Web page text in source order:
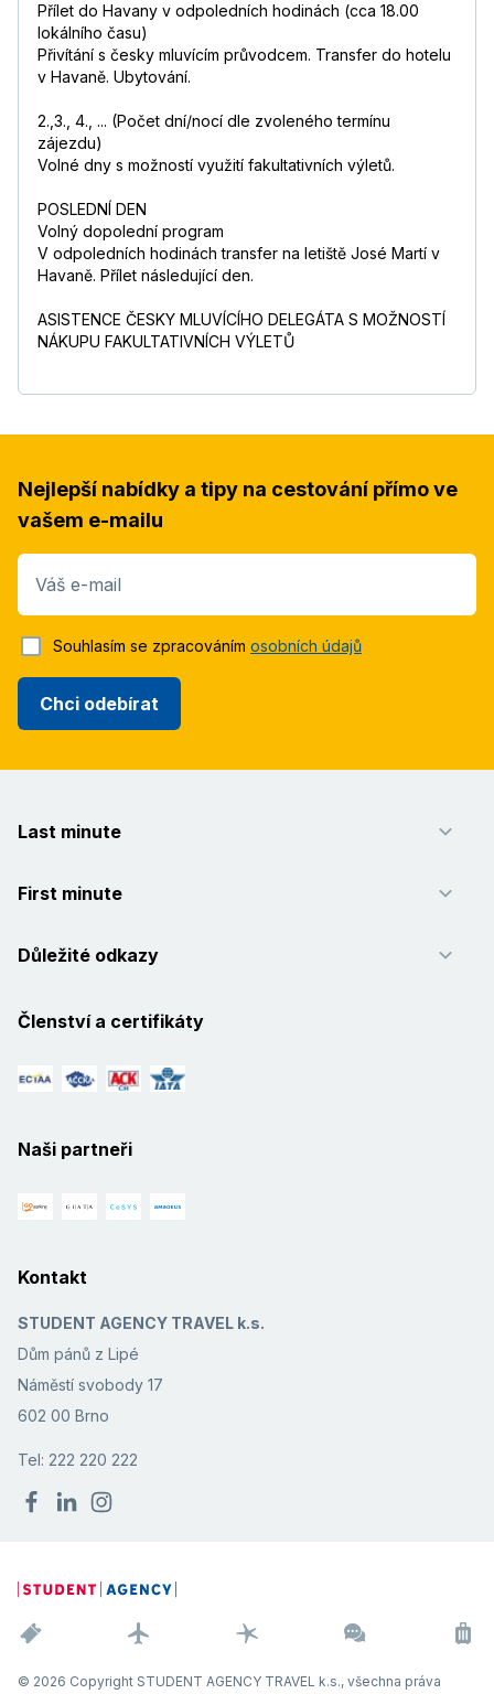
Přílet do Havany v odpoledních hodinách (cca 18.00
lokálního času)
Přivítání s česky mluvícím průvodcem. Transfer do hotelu
v Havaně. Ubytování.
2.,3., 4., ... (Počet dní/nocí dle zvoleného termínu
zájezdu)
Volné dny s možností využití fakultativních výletů.
POSLEDNÍ DEN
Volný dopolední program
V odpoledních hodinách transfer na letiště José Martí v
Havaně. Přílet následující den.
ASISTENCE ČESKY MLUVÍCÍHO DELEGÁTA S MOŽNOSTÍ
NÁKUPU FAKULTATIVNÍCH VÝLETŮ
Nejlepší nabídky a tipy na cestování přímo ve
vašem e-mailu
Váš e-mail
Chci odebírat
Souhlasím se zpracováním osobních údajů
Last minute
First minute
Důležité odkazy
Členství a certifikáty
Naši partneři
Kontakt
STUDENT AGENCY TRAVEL k.s.
Dům pánů z Lipé
Náměstí svobody 17
602 00 Brno
Tel: 222 220 222
© 2026 Copyright STUDENT AGENCY TRAVEL k.s., všechna práva